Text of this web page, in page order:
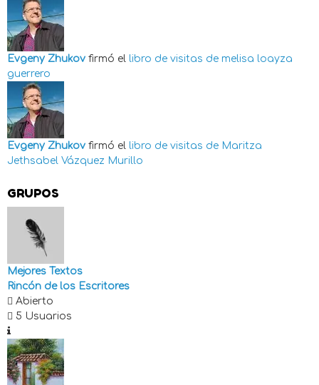
Evgeny Zhukov firmó el libro de visitas de melisa loayza
guerrero
Evgeny Zhukov firmó el libro de visitas de Maritza
Jethsabel Vázquez Murillo
GRUPOS
Mejores Textos
Rincón de los Escritores
Abierto
5 Usuarios